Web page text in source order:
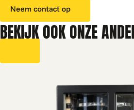
Neem contact op
BEKIJK OOK ONZE